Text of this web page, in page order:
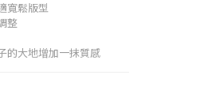
寬鬆版型
整
的大地增加一抹質感